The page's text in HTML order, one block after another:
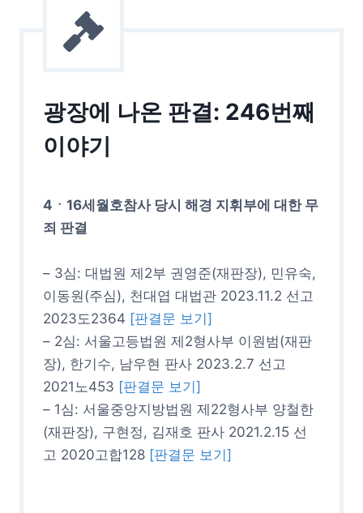
광장에 나온 판결: 246번째
이야기
4ㆍ16세월호참사 당시 해경 지휘부에 대한 무
죄 판결
– 3심: 대법원 제2부 권영준(재판장), 민유숙,
이동원(주심), 천대엽 대법관 2023.11.2 선고
2023도2364 [판결문 보기]
– 2심: 서울고등법원 제2형사부 이원범(재판
장), 한기수, 남우현 판사 2023.2.7 선고
2021노453 [판결문 보기]
– 1심: 서울중앙지방법원 제22형사부 양철한
(재판장), 구현정, 김재호 판사 2021.2.15 선
고 2020고합128 [판결문 보기]